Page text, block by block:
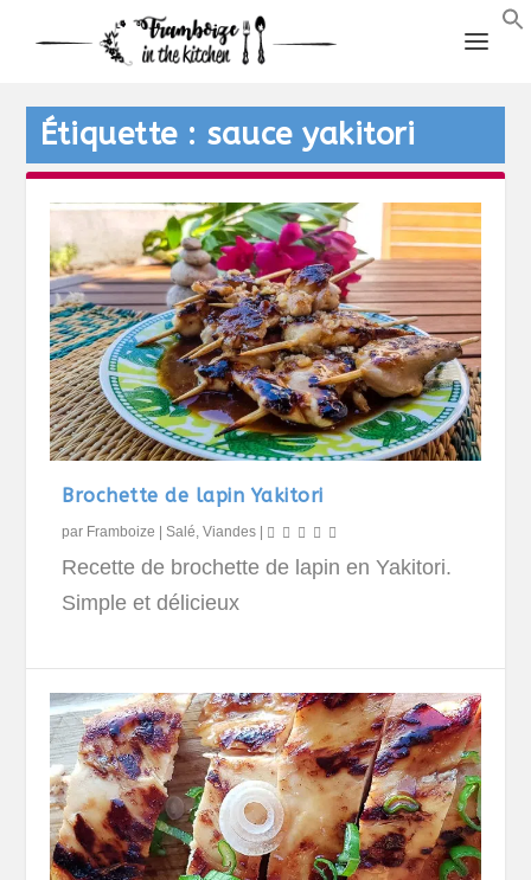
Étiquette : sauce yakitori
Brochette de lapin Yakitori
par Framboize |Salé ,Viandes |
Recette de brochette de lapin en Yakitori.
Simple et délicieux